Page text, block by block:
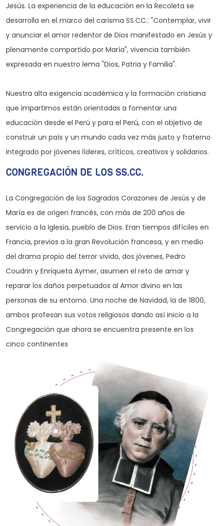
Jesús. La experiencia de la educación en la Recoleta se
desarrolla en el marco del carisma SS.CC.: "Contemplar, vivir
y anunciar el amor redentor de Dios manifestado en Jesús y
plenamente compartido por María", vivencia también
expresada en nuestro lema "Dios, Patria y Familia".
Nuestra alta exigencia académica y la formación cristiana
que impartimos están orientadas a fomentar una
educación desde el Perú y para el Perú, con el objetivo de
construir un país y un mundo cada vez más justo y fraterno
integrado por jóvenes líderes, críticos, creativos y solidarios.
CONGREGACIÓN DE LOS SS.CC.
La Congregación de los Sagrados Corazones de Jesús y de
María es de origen francés, con más de 200 años de
servicio a la Iglesia, pueblo de Dios. Eran tiempos difíciles en
Francia, previos a la gran Revolución francesa, y en medio
del drama propio del terror vivido, dos jóvenes, Pedro
Coudrin y Enriqueta Aymer, asumen el reto de amar y
reparar los daños perpetuados al Amor divino en las
personas de su entorno. Una noche de Navidad, la de 1800,
ambos profesan sus votos religiosos dando así inicio a la
Congregación que ahora se encuentra presente en los
cinco continentes